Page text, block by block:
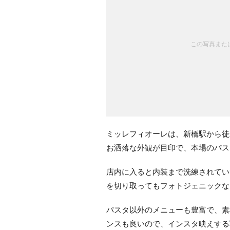
この写真ま
ミッレフィオーレは、新橋駅から
お洒落な外観が目印で、本場のパ
店内に入ると内装まで洗練されて
を切り取ってもフォトジェニック
パスタ以外のメニューも豊富で、
ンスも良いので、インスタ映えす